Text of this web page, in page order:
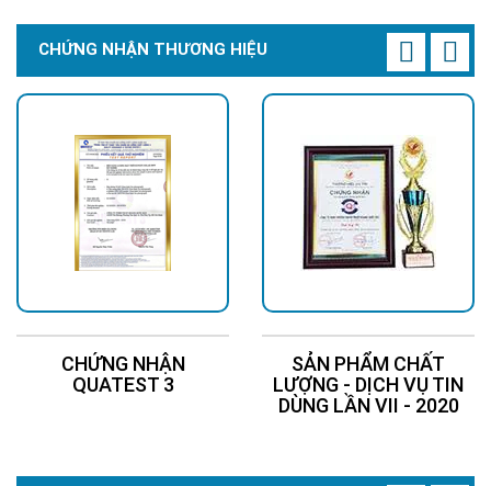
CHỨNG NHẬN THƯƠNG HIỆU
CHỨNG NHẬN
QUATEST 3
SẢN PHẨM CHẤT
LƯỢNG - DỊCH VỤ TIN
DÙNG LẦN VII - 2020